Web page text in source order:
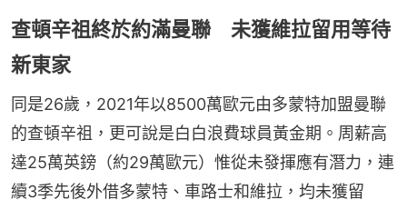
查頓辛祖終於約滿曼聯 未獲維拉留用等待
新東家
同是26歲，2021年以8500萬歐元由多蒙特加盟曼聯
的查頓辛祖，更可說是白白浪費球員黃金期。周薪高
達25萬英鎊（約29萬歐元）惟從未發揮應有潛力，連
續3季先後外借多蒙特、車路士和維拉，均未獲留